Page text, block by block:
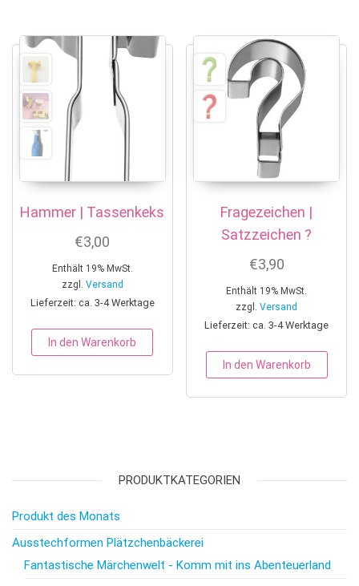
Hammer | Tassenkeks
€3,00
Enthält 19% MwSt.
zzgl. Versand
Lieferzeit: ca. 3-4 Werktage
In den Warenkorb
Fragezeichen |
Satzzeichen ?
€3,90
Enthält 19% MwSt.
zzgl.Versand
Lieferzeit: ca. 3-4 Werktage
In den Warenkorb
PRODUKTKATEGORIEN
Produkt des Monats
Ausstechformen Plätzchenbäckerei
Fantastische Märchenwelt - Komm mit ins Abenteuerland